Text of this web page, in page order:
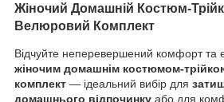
Жіночий Домашній Костюм-
Велюровий Комплект
Відчуйте неперевершений комфорт та
жіночим домашнім костюмом-
комплект — ідеальний вибір для
домашнього відпочинку або для